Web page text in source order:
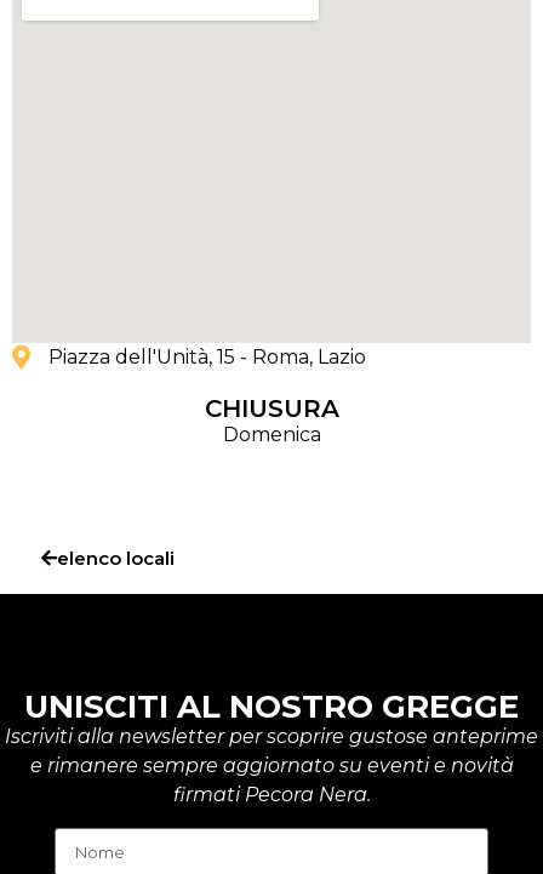
Piazza dell'Unità, 15 - Roma, Lazio
CHIUSURA
Domenica
elenco locali
UNISCITI AL NOSTRO GREGGE
Iscriviti alla newsletter per scoprire gustose anteprime
e rimanere sempre aggiornato su eventi e novità
firmati Pecora Nera.